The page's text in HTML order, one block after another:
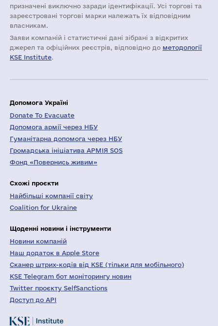
призначені виключно заради ідентифікації. Усі торгові та
зареєстровані торгові марки належать їх відповідним
власникам.
Заяви компаній i статистичні дані зібрані з відкритих
джерел та офіційних реєстрів, відповідно до методології
KSE Institute.
Допомога Україні
Donate To Evacuate
Допомога армії через НБУ
Гуманітарна допомога через НБУ
Громадська ініціатива АРМІЯ SOS
Фонд «Повернись живим»
Схожі проєкти
Найбільші компанії світу
Coalition for Ukraine
Щоденні новини і інструменти
Новини компаній
Наш додаток в Apple Store
Сканер штрих-кодів від KSE (тільки для мобільного)
KSE Telegram бот моніторингу новин
Twitter проєкту SelfSanctions
Доступ до API